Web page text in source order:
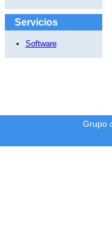
Servicios
Software
Grupo